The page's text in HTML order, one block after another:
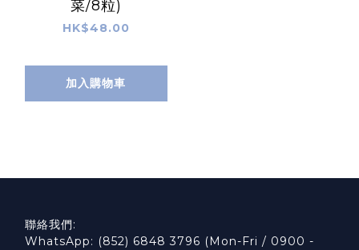
菜/8粒)
HK$48.00
加入購物車
聯絡我們:
WhatsApp: (852) 6848 3796 (Mon-Fri / 0900 -